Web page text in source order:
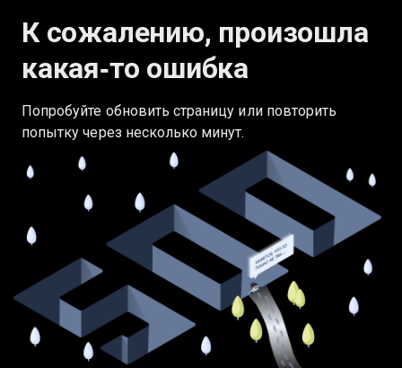
К сожалению, произошла
какая‑то ошибка
Попробуйте обновить страницу или повторить
попытку через несколько минут.